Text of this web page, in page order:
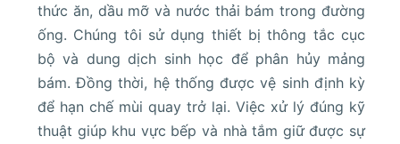
thức ăn, dầu mỡ và nước thải bám trong đường
ống. Chúng tôi sử dụng thiết bị thông tắc cục
bộ và dung dịch sinh học để phân hủy mảng
bám. Đồng thời, hệ thống được vệ sinh định kỳ
để hạn chế mùi quay trở lại. Việc xử lý đúng kỹ
thuật giúp khu vực bếp và nhà tắm giữ được sự